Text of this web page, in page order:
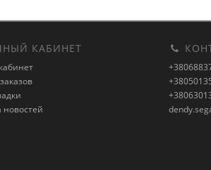
КАБИНЕТ
новостей